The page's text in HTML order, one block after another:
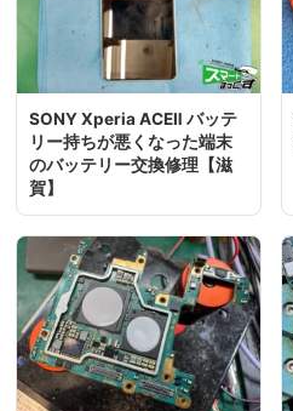
SONY Xperia ACEⅡ バッテ
リー持ちが悪くなった端末
のバッテリー交換修理【滋
賀】